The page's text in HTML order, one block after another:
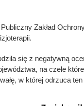
Zakład
się z negatywną
na czele
w której odrzuca